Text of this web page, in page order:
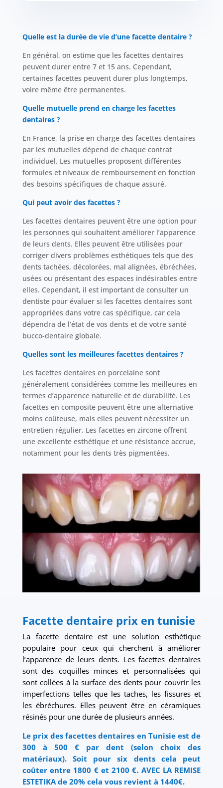
Quelle est la durée de vie d’une facette dentaire ?
En général, on estime que les facettes dentaires
peuvent durer entre 7 et 15 ans. Cependant,
certaines facettes peuvent durer plus longtemps,
voire même être permanentes.
Quelle mutuelle prend en charge les facettes
dentaires ?
En France, la prise en charge des facettes dentaires
par les mutuelles dépend de chaque contrat
individuel. Les mutuelles proposent différentes
formules et niveaux de remboursement en fonction
des besoins spécifiques de chaque assuré.
Qui peut avoir des facettes ?
Les facettes dentaires peuvent être une option pour
les personnes qui souhaitent améliorer l’apparence
de leurs dents. Elles peuvent être utilisées pour
corriger divers problèmes esthétiques tels que des
dents tachées, décolorées, mal alignées, ébréchées,
usées ou présentant des espaces indésirables entre
elles. Cependant, il est important de consulter un
dentiste pour évaluer si les facettes dentaires sont
appropriées dans votre cas spécifique, car cela
dépendra de l’état de vos dents et de votre santé
bucco-dentaire globale.
Quelles sont les meilleures facettes dentaires ?
Les facettes dentaires en porcelaine sont
généralement considérées comme les meilleures en
termes d’apparence naturelle et de durabilité. Les
facettes en composite peuvent être une alternative
moins coûteuse, mais elles peuvent nécessiter un
entretien régulier. Les facettes en zircone offrent
une excellente esthétique et une résistance accrue,
notamment pour les dents très pigmentées.
Facette dentaire prix en tunisie
La facette dentaire est une solution esthétique
populaire pour ceux qui cherchent à améliorer
l’apparence de leurs dents. Les facettes dentaires
sont des coquilles minces et personnalisées qui
sont collées à la surface des dents pour couvrir les
imperfections telles que les taches, les fissures et
les ébréchures. Elles peuvent être en céramiques
résinés pour une durée de plusieurs années.
Le prix des facettes dentaires en Tunisie est de
300 à 500 € par dent (selon choix des
matériaux). Soit pour six dents cela peut
coûter entre 1800 € et 2100 €. AVEC LA REMISE
ESTETIKA de 20% cela vous revient à 1440€.